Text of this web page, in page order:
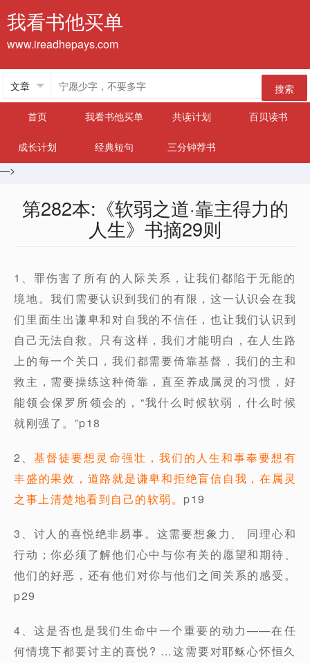
我看书他买单
www.ireadhepays.com
搜索
首页
我看书他买单 共读计划 百贝读书
成长计划 经典短句
三分钟荐书
—>
第282本:《软弱之道·靠主得力的
人生》书摘29则
1、罪伤害了所有的人际关系，让我们都陷于无能的
境地。我们需要认识到我们的有限，这一认识会在我
们里面生出谦卑和对自我的不信任，也让我们认识到
自己无法自救。只有这样，我们才能明白，在人生路
上的每一个关口，我们都需要倚靠基督，我们的主和
救主，需要操练这种倚靠，直至养成属灵的习惯，好
能领会保罗所领会的，“我什么时候软弱，什么时候
就刚强了。”p18
2、基督徒要想灵命强壮，我们的人生和事奉要想有
丰盛的果效，道路就是谦卑和拒绝盲信自我，在属灵
之事上清楚地看到自己的软弱。 p19
3、讨人的喜悦绝非易事。这需要想象力、 同理心和
行动；你必须了解他们心中与你有关的愿望和期待、
他们的好恶，还有他们对你与他们之间关系的感受。
p29
4、这是否也是我们生命中一个重要的动力——在任
何情境下都要讨主的喜悦? …这需要对耶稣心怀恒久